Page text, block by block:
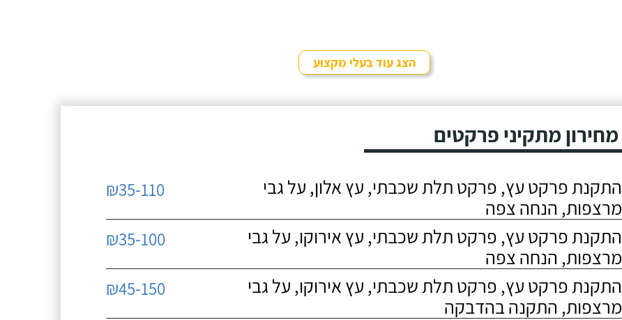
הצג עוד בעלי מקצוע
מחירון מתקיני פרקטים
התקנת פרקט עץ, פרקט תלת שכבתי, עץ אלון, על גבי
מרצפות, הנחה צפה
₪35-110
התקנת פרקט עץ, פרקט תלת שכבתי, עץ אירוקו, על גבי
מרצפות, הנחה צפה
₪35-100
התקנת פרקט עץ, פרקט תלת שכבתי, עץ אירוקו, על גבי
מרצפות, התקנה בהדבקה
₪45-150